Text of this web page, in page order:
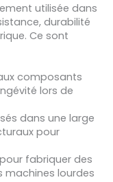
utilisée dans
durabilité
Ce sont
composants
lors de
dans une large
pour
fabriquer des
machines lourdes